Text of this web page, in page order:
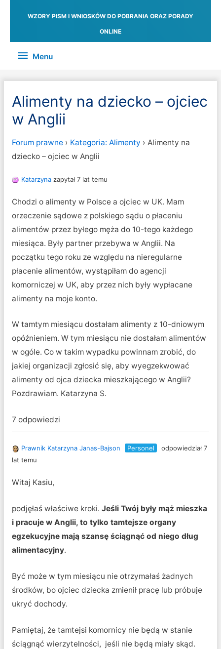
WZORY PISM I WNIOSKÓW DO POBRANIA ORAZ PORADY
ONLINE
Menu
Menu
Alimenty na dziecko – ojciec
w Anglii
Forum prawne› Kategoria: Alimenty › Alimenty na
dziecko – ojciec w Anglii
Katarzynazapytał 7 lat temu
Chodzi o alimenty w Polsce a ojciec w UK. Mam
orzeczenie sądowe z polskiego sądu o płaceniu
alimentów przez byłego męża do 10-tego każdego
miesiąca. Były partner przebywa w Anglii. Na
początku tego roku ze względu na nieregularne
płacenie alimentów, wystąpiłam do agencji
komorniczej w UK, aby przez nich były wypłacane
alimenty na moje konto.
W tamtym miesiącu dostałam alimenty z 10-dniowym
opóźnieniem. W tym miesiącu nie dostałam alimentów
w ogóle. Co w takim wypadku powinnam zrobić, do
jakiej organizacji zgłosić się, aby wyegzekwować
alimenty od ojca dziecka mieszkającego w Anglii?
Pozdrawiam. Katarzyna S.
7 odpowiedzi
Prawnik Katarzyna Janas-Bajson Personel
odpowiedział 7
lat temu
Witaj Kasiu,
podjęłaś właściwe kroki. Jeśli Twój były mąż mieszka
i pracuje w Anglii, to tylko tamtejsze organy
egzekucyjne mają szansę ściągnąć od niego dług
alimentacyjny.
Być może w tym miesiącu nie otrzymałaś żadnych
środków, bo ojciec dziecka zmienił pracę lub próbuje
ukryć dochody.
Pamiętaj, że tamtejsi komornicy nie będą w stanie
ściągnąć wierzytelności, jeśli nie będą miały skąd.